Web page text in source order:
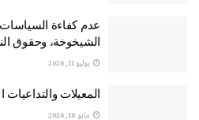
عدم كفاءة السياسات
الشيخوخة، وحقوق
يوليو 11, 2026
المعيلات والتداعيات
مايو 18, 2026